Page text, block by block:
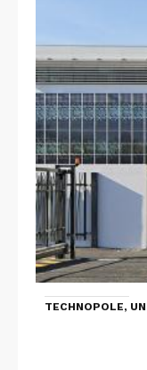
TECHNOPOLE,